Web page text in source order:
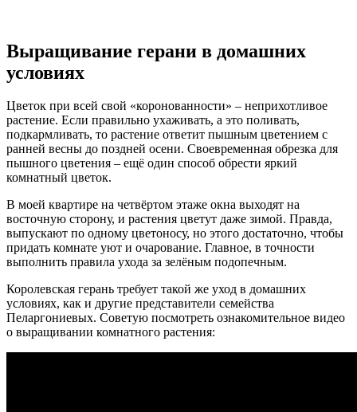
Выращивание герани в домашних
условиях
Цветок при всей свой «коронованности» – неприхотливое
растение. Если правильно ухаживать, а это поливать,
подкармливать, то растение ответит пышным цветением с
ранней весны до поздней осени. Своевременная обрезка для
пышного цветения – ещё один способ обрести яркий
комнатный цветок.
В моей квартире на четвёртом этаже окна выходят на
восточную сторону, и растения цветут даже зимой. Правда,
выпускают по одному цветоносу, но этого достаточно, чтобы
придать комнате уют и очарование. Главное, в точности
выполнить правила ухода за зелёным подопечным.
Королевская герань требует такой же уход в домашних
условиях, как и другие представители семейства
Пеларгониевых. Советую посмотреть ознакомительное видео
о выращивании комнатного растения: